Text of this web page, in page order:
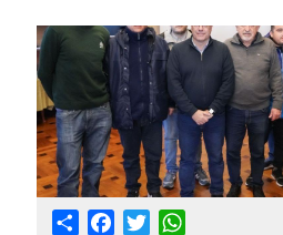
Share Facebook
Twitter